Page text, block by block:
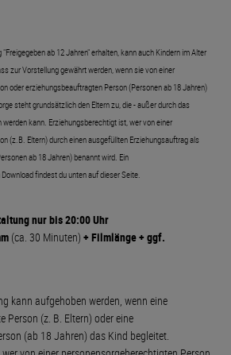
ab 12 Jahren" erhalten, kann auch Kindern im Alter
zur Vorstellung gewährt werden, wenn sie von einer
oder erziehungsbeauftragten Person (Personen ab 18 Jahren)
steht grundsätzlich den Eltern zu, die - außer durch das
kann. Erziehungsberechtigt ist, wer von einer
(z.B. Eltern) durch einen ausgefüllten Erziehungsauftrag als
ab 18 Jahren) benannt wird. Ein
findest du unten auf dieser Seite.
nur bis 20:00 Uhr
(ca. 30 Minuten) + Filmlänge + ggf.
kann aufgehoben werden, wenn eine
Person (z. B. Eltern) oder eine
(ab 18 Jahren) das Kind begleitet.